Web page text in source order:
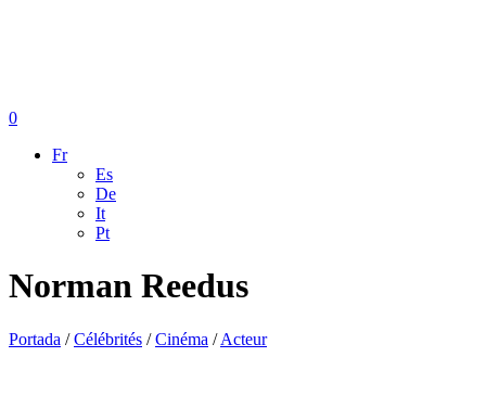
0
Fr
Es
De
It
Pt
Norman Reedus
Portada /Célébrités /Cinéma /Acteur